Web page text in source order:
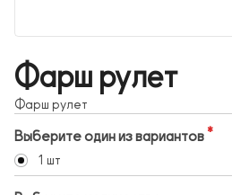
Фарш рулет
Фарш рулет
Выберите один из вариантов
1 шт